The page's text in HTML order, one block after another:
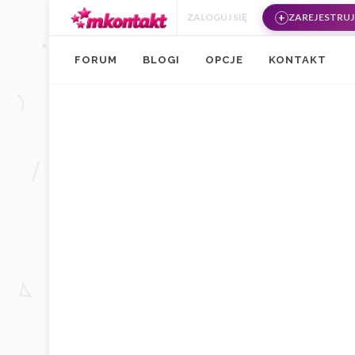
ZALOGUJ SIĘ
FORUM BLOGI OPCJE KONTAKT